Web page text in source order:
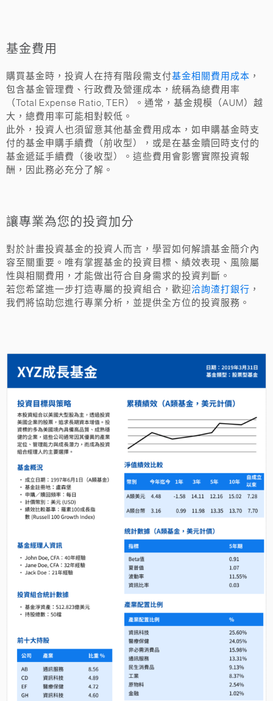
基金費用
購買基金時，投資人在持有階段需支付基金相關費用成本 ，
包含基金管理費、行政費及營運成本，統稱為總費用率
（Total Expense Ratio, TER）。通常，基金規模（AUM）越
大，總費用率可能相對較低。
此外，投資人也須留意其他基金費用成本，如申購基金時支
付的基金申購手續費（前收型），或是在基金贖回時支付的
基金遞延手續費（後收型）。這些費用會影響實際投資報
酬，因此務必充分了解。
讓專業為您的投資加分
對於計畫投資基金的投資人而言，學習如何解讀基金簡介內
容至關重要。唯有掌握基金的投資目標、績效表現、風險屬
性與相關費用，才能做出符合自身需求的投資判斷。
若您希望進一步打造專屬的投資組合，歡迎洽詢渣打銀行 ，
我們將協助您進行專業分析，並提供全方位的投資服務。